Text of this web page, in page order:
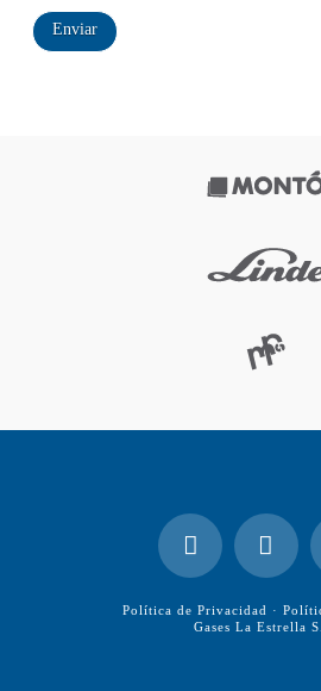
Política de Privacidad ·
Gases La Estrella